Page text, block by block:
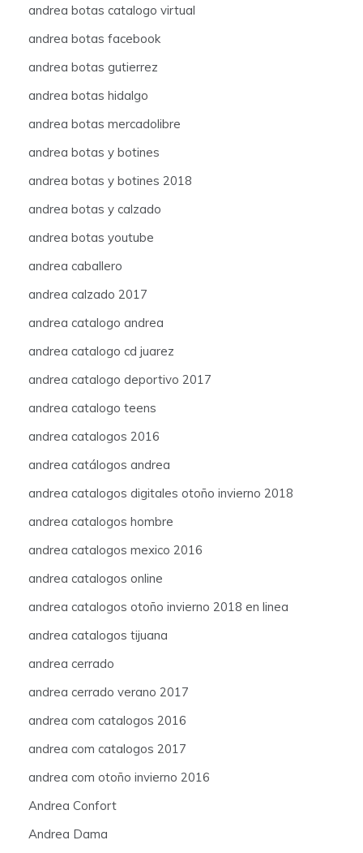
andrea botas catalogo virtual
andrea botas facebook
andrea botas gutierrez
andrea botas hidalgo
andrea botas mercadolibre
andrea botas y botines
andrea botas y botines 2018
andrea botas y calzado
andrea botas youtube
andrea caballero
andrea calzado 2017
andrea catalogo andrea
andrea catalogo cd juarez
andrea catalogo deportivo 2017
andrea catalogo teens
andrea catalogos 2016
andrea catálogos andrea
andrea catalogos digitales otoño invierno 2018
andrea catalogos hombre
andrea catalogos mexico 2016
andrea catalogos online
andrea catalogos otoño invierno 2018 en linea
andrea catalogos tijuana
andrea cerrado
andrea cerrado verano 2017
andrea com catalogos 2016
andrea com catalogos 2017
andrea com otoño invierno 2016
Andrea Confort
Andrea Dama